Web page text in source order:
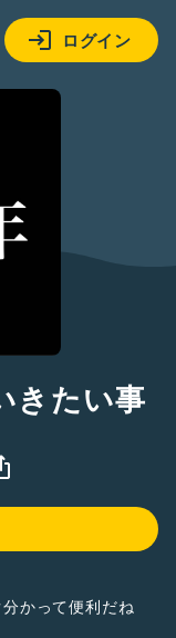
ログイン
きたい事
かって便利だね